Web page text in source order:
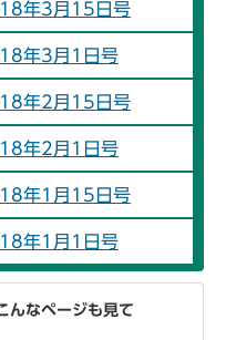
年3月15日号
年3月1日号
年2月15日号
年2月1日号
年1月15日号
年1月1日号
んなページも見て